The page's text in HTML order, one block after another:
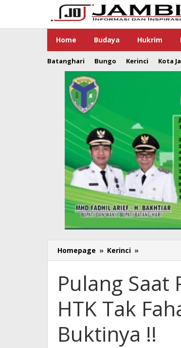
Home Budaya Hukrim
Batanghari Bungo Kerinci Kota
Homepage » Kerinci »
Saat
Saja,
Darmadi
dan
HTK
Kondisi
Pulang Saat
HTK Tak
Buktinya !!